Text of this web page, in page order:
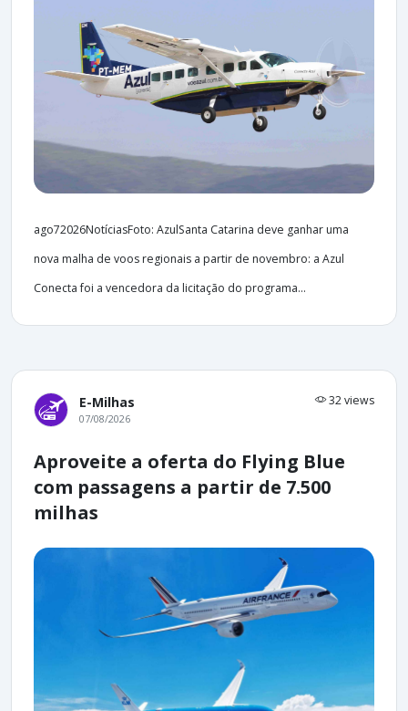
ago72026NotíciasFoto: AzulSanta Catarina deve ganhar uma
nova malha de voos regionais a partir de novembro: a Azul
Conecta foi a vencedora da licitação do programa...
E-Milhas 32 views
07/08/2026
Aproveite a oferta do Flying Blue
com passagens a partir de 7.500
milhas